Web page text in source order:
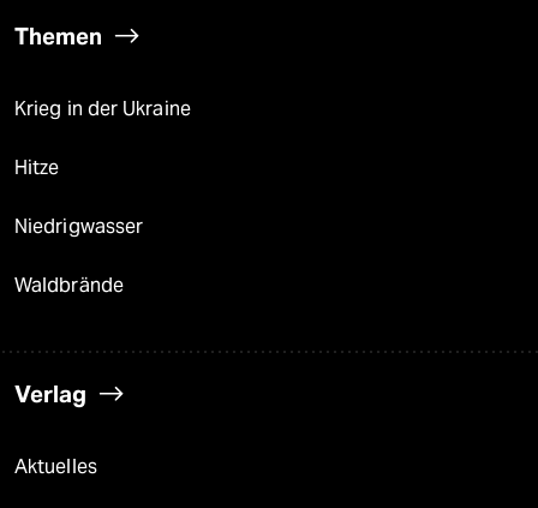
Themen
Krieg in der Ukraine
Hitze
Niedrigwasser
Waldbrände
Verlag
Aktuelles